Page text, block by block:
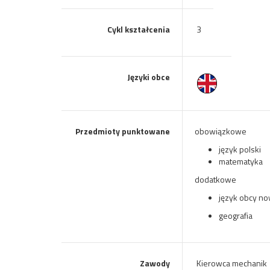
Cykl kształcenia 3
Języki obce
Przedmioty punktowane
obowiązkowe
język polski
matematyka
dodatkowe
język obcy
geografia
Zawody Kierowca mechanik